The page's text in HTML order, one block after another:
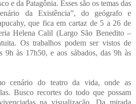
e da Patagônia. Esses são os temas das
da Existência”, do geógrafo e
que fica em cartaz de 5 a 26 de
Helena Calil (Largo São Benedito –
Os trabalhos podem ser vistos de
9h às 17h50, e aos sábados, das 9h às
cenário do teatro da vida, onde as
Busco recortes do todo que possam
na visualização. Da mirada